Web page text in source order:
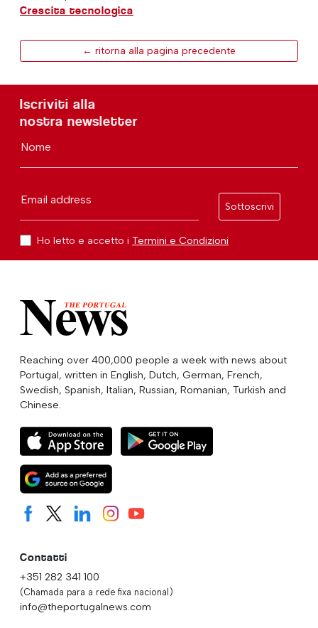
Crescita tecnologica
← ritorna alla pagina precedente
Iscriviti alla
nostra newsletter
Nome
Email address
Sottoscrivi
Ho letto e accetto i Termini e Condizioni
Reaching over 400,000 people a week with news about
Portugal, written in English, Dutch, German, French,
Swedish, Spanish, Italian, Russian, Romanian, Turkish and
Chinese.
Contatti
+351 282 341 100
(Chamada para a rede fixa nacional)
info@theportugalnews.com